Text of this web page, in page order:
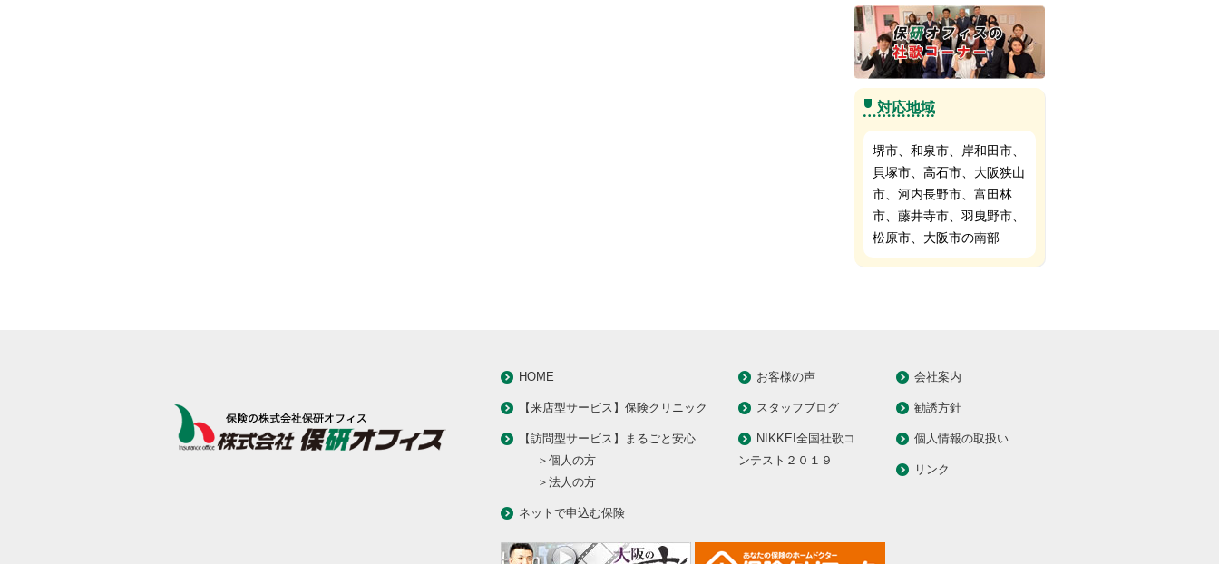
対応地域
堺市、和泉市、岸和田市、
貝塚市、高石市、大阪狭山
市、河内長野市、富田林
市、藤井寺市、羽曳野市、
松原市、大阪市の南部
HOME
【来店型サービス】保険クリニック
【訪問型サービス】まるごと安心
＞個人の方
＞法人の方
ネットで申込む保険
お客様の声
スタッフブログ
NIKKEI全国社歌コ
ンテスト２０１９
会社案内
勧誘方針
個人情報の取扱い
リンク